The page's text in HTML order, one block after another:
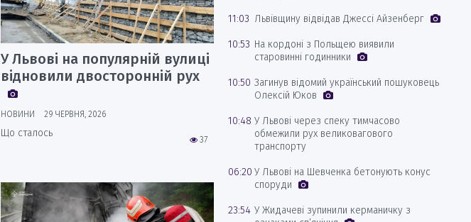
У Львові на популярній вулиці
відновили двосторонній рух
НОВИНИ 29 ЧЕРВНЯ, 2026
37
Що сталось
11:03 Львівщину відвідав Джессі Айзенберг
10:53 На кордоні з Польщею виявили
старовинні годинники
10:50 Загинув відомий український пошуковець
Олексій Юков
10:48 У Львові через спеку тимчасово
обмежили рух великовагового
транспорту
06:20 У Львові на Шевченка бетонують конус
споруди
23:54 У Жидачеві зупинили керманичку з